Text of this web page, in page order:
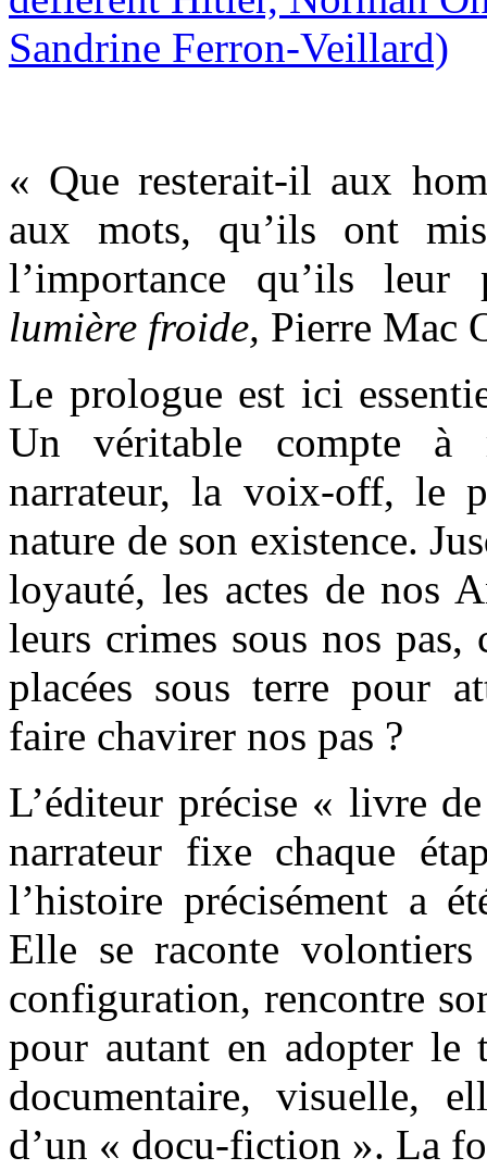
« Que resterait-il aux
aux mots, qu’ils ont
l’importance qu’ils
lumière froide, Pierre Mac
Le prologue est ici
Un véritable compte
narrateur, la voix-off, le
nature de son existence.
loyauté, les actes de nos
leurs crimes sous nos pas,
placées sous terre pour
faire chavirer nos pas ?
L’éditeur précise « livre
narrateur fixe chaque
l’histoire précisément a
Elle se raconte
configuration, rencontre
pour autant en adopter
documentaire, visuelle,
d’un « docu-fiction ». La